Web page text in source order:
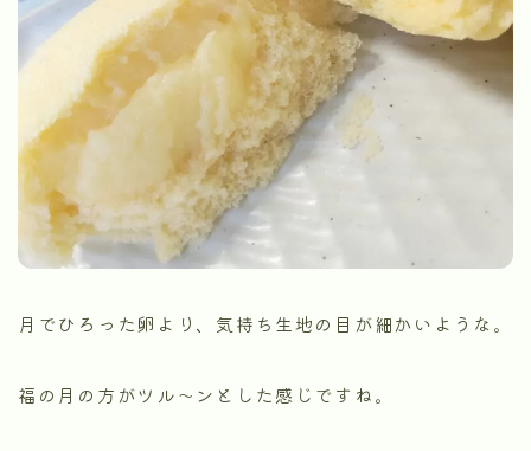
月でひろった卵より、気持ち生地の目が細かいような。
福の月の方がツル～ンとした感じですね。